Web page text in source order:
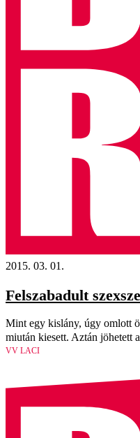
2015. 03. 01.
Felszabadult
Mint egy kislány, úgy omlott
miután kiesett. Aztán jöhetett
VV LACI